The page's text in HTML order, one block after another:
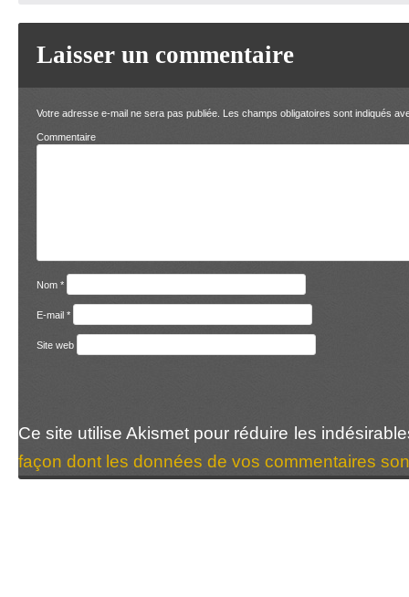
Laisser un commentaire
Votre adresse e-mail ne sera pas publiée. Les champs obligatoires sont indiqués
Nom *
E-mail *
Site web
Ce site utilise Akismet pour réduire les
façon dont les données de vos commentaires